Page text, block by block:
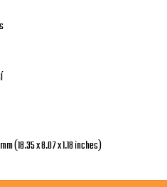
(18.35 x 8.07 x 1.18 inches)